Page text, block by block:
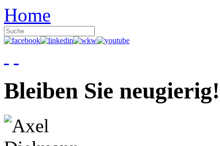
Home
Bleiben Sie neugierig!